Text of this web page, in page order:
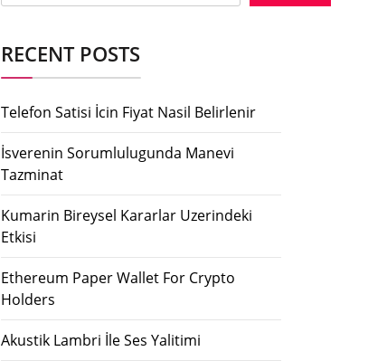
RECENT POSTS
Telefon Satisi İcin Fiyat Nasil Belirlenir
İsverenin Sorumlulugunda Manevi
Tazminat
Kumarin Bireysel Kararlar Uzerindeki
Etkisi
Ethereum Paper Wallet For Crypto
Holders
Akustik Lambri İle Ses Yalitimi